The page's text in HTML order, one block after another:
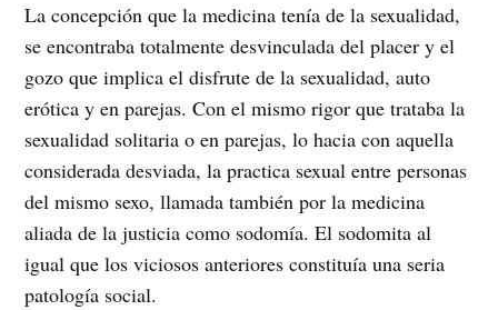
La concepción que la medicina tenía de la sexualidad,
se encontraba totalmente desvinculada del placer y el
gozo que implica el disfrute de la sexualidad, auto
erótica y en parejas. Con el mismo rigor que trataba la
sexualidad solitaria o en parejas, lo hacia con aquella
considerada desviada, la practica sexual entre personas
del mismo sexo, llamada también por la medicina
aliada de la justicia como sodomía. El sodomita al
igual que los viciosos anteriores constituía una seria
patología social.